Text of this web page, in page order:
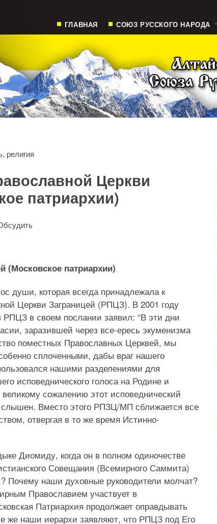
ГЛАВНАЯ СОЮЗ РУССКОГО НАРОДА
религия
Церкви
патриархии)
(Московское патриархии)
души, которая всегда принадлежала к
Церкви Заграницей (РПЦЗ). В 2001 году
РПЦЗ в своем послании заявил: “В эти дни
заразившей через все-ересь экуменизма
поместных Православных Церквей, мы
сплоченными, дабы враг нашего
нашими разделениями для
исповеднического голоса на Родине и
сожалению этот исповеднический
Вместо этого РПЗЦ/МП сближается все
отвергая в то же время Истинно-
Диомиду, когда он в полном одиночестве
Совещания (Всемирного Саммита)
Почему наши духовные руководители молчат?
Православием участвует в
Патриархия продолжает оправдывать
же наши иерархи заявляют, что РПЦЗ под Его